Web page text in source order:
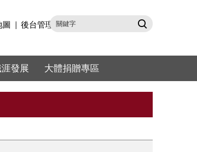
發展 大體捐贈專區
後台管理